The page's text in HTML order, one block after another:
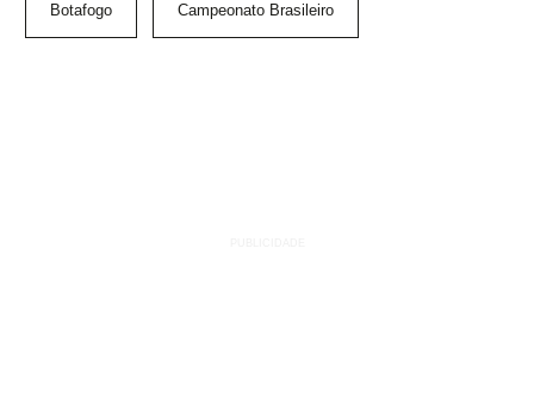
Botafogo Campeonato Brasileiro